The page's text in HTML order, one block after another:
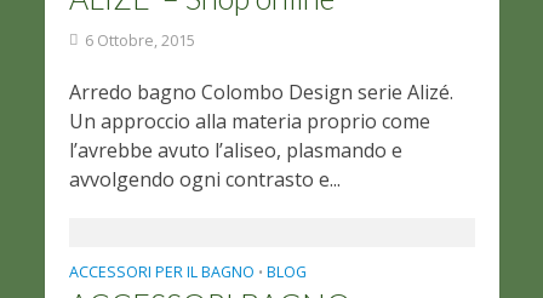
6 Ottobre, 2015
Arredo bagno Colombo Design serie Alizé.
Un approccio alla materia proprio come
l’avrebbe avuto l’aliseo, plasmando e
avvolgendo ogni contrasto e...
ACCESSORI PER IL BAGNO • BLOG